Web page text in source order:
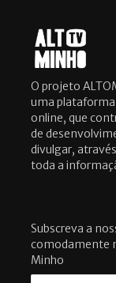
O projeto
uma
online, que
de
divulgar,
toda a
Subscreva a
comodamente
Minho